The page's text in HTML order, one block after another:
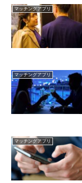
マッチングアプリ
マッチングアプリ
マッチングアプリ